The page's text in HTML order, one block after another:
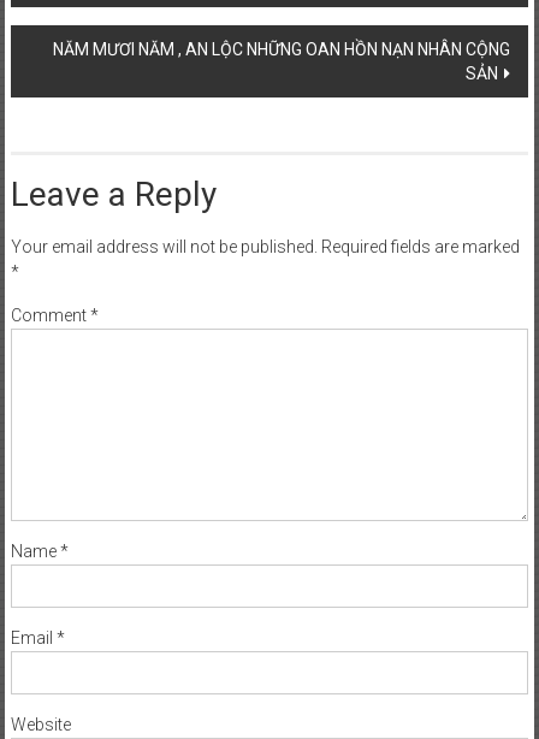
navigation
NĂM MƯƠI NĂM , AN LỘC NHỮNG OAN HỒN NẠN NHÂN CỘNG
SẢN
Leave a Reply
Your email address will not be published. Required fields are marked
*
Comment*
Name*
Email *
Website